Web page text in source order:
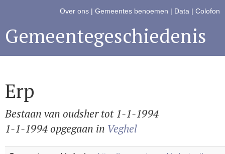
Over ons | Gemeentes benoemen | Data | Colofon
Gemeentegeschiedenis
Erp
Bestaan van oudsher tot 1-1-1994
1-1-1994 opgegaan in Veghel